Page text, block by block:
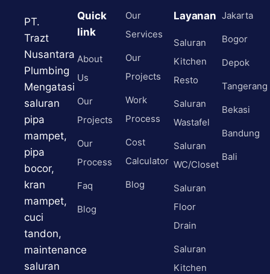
PT.
Trazt
Nusantara
Plumbing
Mengatasi
saluran
pipa
mampet,
pipa
bocor,
kran
mampet,
cuci
tandon,
maintenance
saluran
Quick
link
About
Us
Our
Projects
Our
Process
Faq
Blog
Our
Services
Our
Projects
Work
Process
Cost
Calculator
Blog
Layanan
Saluran
Kitchen
Resto
Saluran
Wastafel
Saluran
WC/Closet
Saluran
Floor
Drain
Saluran
Kitchen
Jakarta
Bogor
Depok
Tangerang
Bekasi
Bandung
Bali